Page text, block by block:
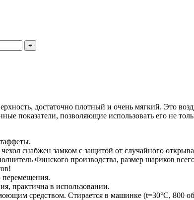
+
достаточно плотный и очень мягкий. Это
показатели, позволяющие использовать его не
снабжен замком с защитой от случайного
Финского производства, размер шариков
перемещения.
практична в использовании.
средством. Стирается в машинке (t=30°C, 800